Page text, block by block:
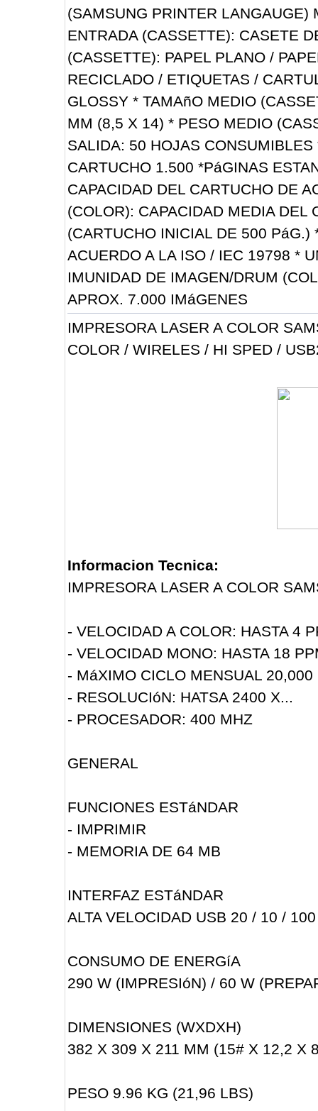
(SAMSUNG PRINTER LANGAUGE)
ENTRADA (CASSETTE): CASETE
(CASSETTE): PAPEL PLANO /
RECICLADO / ETIQUETAS /
GLOSSY * TAMAñO MEDIO
MM (8,5 X 14) * PESO MEDIO
SALIDA: 50 HOJAS
CARTUCHO 1.500 *PáGINAS
CAPACIDAD DEL CARTUCHO DE
(COLOR): CAPACIDAD MEDIA DEL
(CARTUCHO INICIAL DE 500 PáG.)
ACUERDO A LA ISO / IEC 19798 *
IMUNIDAD DE IMAGEN/DRUM
APROX. 7.000 IMáGENES
IMPRESORA LASER A COLOR
COLOR / WIRELES / HI SPED /
Informacion Tecnica:
IMPRESORA LASER A COLOR
- VELOCIDAD A COLOR: HASTA 4
- VELOCIDAD MONO: HASTA 18
- MáXIMO CICLO MENSUAL 20,000
- RESOLUCIóN: HATSA 2400 X...
- PROCESADOR: 400 MHZ
GENERAL
FUNCIONES ESTáNDAR
- IMPRIMIR
- MEMORIA DE 64 MB
INTERFAZ ESTáNDAR
ALTA VELOCIDAD USB 20 / 10 /
CONSUMO DE ENERGíA
290 W (IMPRESIóN) / 60 W
DIMENSIONES (WXDXH)
382 X 309 X 211 MM (15# X 12,2 X
PESO 9.96 KG (21,96 LBS)